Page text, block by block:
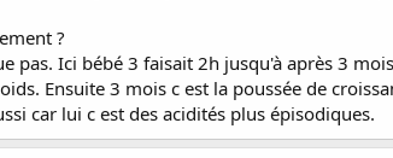
?
pas. Ici bébé 3 faisait 2h jusqu'à après 3
Ensuite 3 mois c est la poussée de
car lui c est des acidités plus épisodiques.